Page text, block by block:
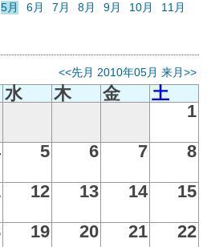
5月 6月 7月 8月 9月 10月
11月
<<先月 2010年05月 来月>>
水 木 金
土
1
5 6 7
8
12 13 14
15
19 20 21
22